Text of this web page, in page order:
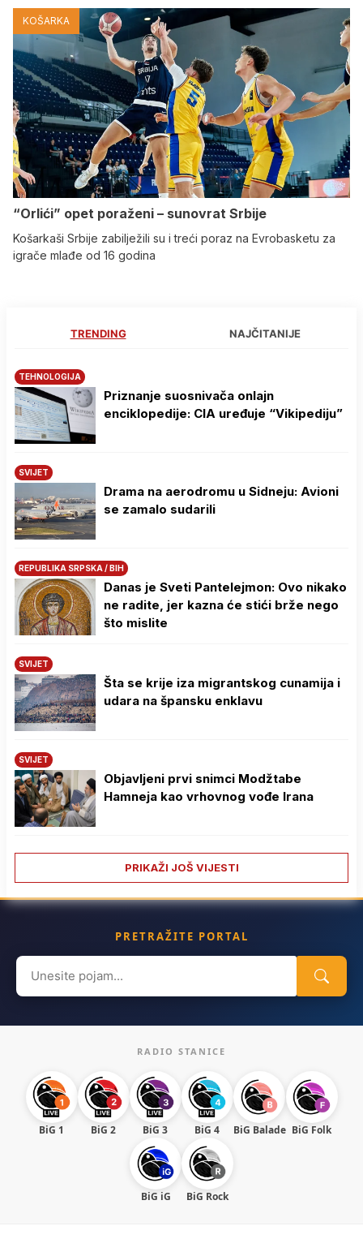
KOŠARKA
“Orlići” opet poraženi – sunovrat Srbije
Košarkaši Srbije zabilježili su i treći poraz na Evrobasketu za
igrače mlađe od 16 godina
TRENDING NAJČITANIJE
TEHNOLOGIJA
Priznanje suosnivača onlajn
enciklopedije: CIA uređuje “Vikipediju”
SVIJET
Drama na aerodromu u Sidneju: Avioni
se zamalo sudarili
REPUBLIKA SRPSKA / BIH
Danas je Sveti Pantelejmon: Ovo nikako
ne radite, jer kazna će stići brže nego
što mislite
SVIJET
Šta se krije iza migrantskog cunamija i
udara na špansku enklavu
SVIJET
Objavljeni prvi snimci Modžtabe
Hamneja kao vrhovnog vođe Irana
PRIKAŽI JOŠ VIJESTI
PRETRAŽITE PORTAL
Search
for:
RADIO STANICE
BiG 1 BiG 2 BiG 3 BiG 4 BiG Balade BiG Folk
BiG iG BiG Rock